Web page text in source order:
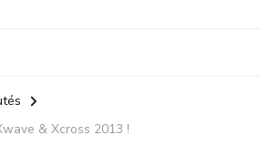
& Xcross 2013 !